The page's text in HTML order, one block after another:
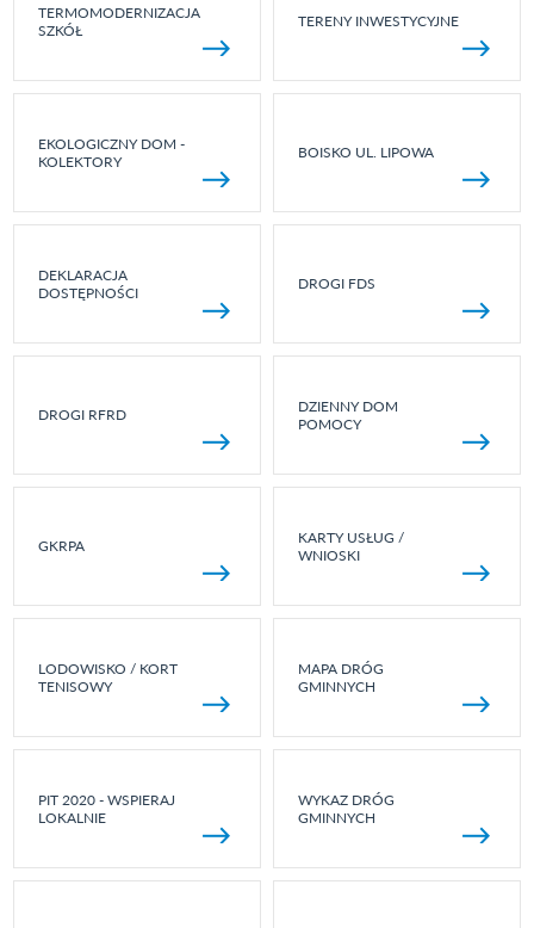
TERMOMODERNIZACJA
SZKÓŁ
TERENY INWESTYCYJNE
EKOLOGICZNY DOM -
KOLEKTORY
BOISKO UL. LIPOWA
DEKLARACJA
DOSTĘPNOŚCI
DROGI FDS
DROGI RFRD
DZIENNY DOM
POMOCY
GKRPA
KARTY USŁUG /
WNIOSKI
LODOWISKO / KORT
TENISOWY
MAPA DRÓG
GMINNYCH
PIT 2020 - WSPIERAJ
LOKALNIE
WYKAZ DRÓG
GMINNYCH